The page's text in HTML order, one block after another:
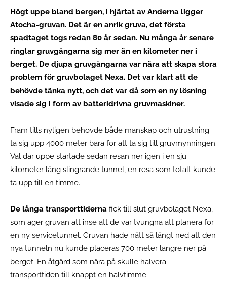
Högt uppe bland bergen, i hjärtat av Anderna ligger
Atocha-gruvan. Det är en anrik gruva, det första
spadtaget togs redan 80 år sedan. Nu många år senare
ringlar gruvgångarna sig mer än en kilometer ner i
berget. De djupa gruvgångarna var nära att skapa stora
problem för gruvbolaget Nexa. Det var klart att de
behövde tänka nytt, och det var då som en ny lösning
visade sig i form av batteridrivna gruvmaskiner.
Fram tills nyligen behövde både manskap och utrustning
ta sig upp 4000 meter bara för att ta sig till gruvmynningen.
Väl där uppe startade sedan resan ner igen i en sju
kilometer lång slingrande tunnel, en resa som totalt kunde
ta upp till en timme.
De långa transporttiderna fick till slut gruvbolaget Nexa,
som äger gruvan att inse att de var tvungna att planera för
en ny servicetunnel. Gruvan hade nått så långt ned att den
nya tunneln nu kunde placeras 700 meter längre ner på
berget. En åtgärd som nära på skulle halvera
transporttiden till knappt en halvtimme.